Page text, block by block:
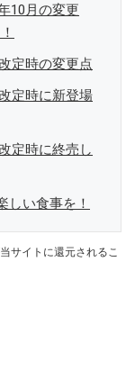
10月の変更
定時の変更点
定時に新登場
定時に終売し
しい食事を！
サイトに還元されるこ